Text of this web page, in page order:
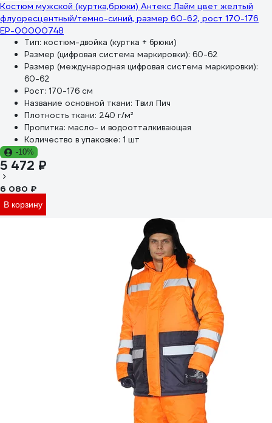
Костюм мужской (куртка,брюки) Антекс Лайм цвет желтый
флуоресцентный/темно-синий, размер 60-62, рост 170-176
ЕР-00000748
Тип: костюм-двойка (куртка + брюки)
Размер (цифровая система маркировки): 60-62
Размер (международная цифровая система маркировки):
60-62
Рост: 170-176 см
Название основной ткани: Твил Пич
Плотность ткани: 240 г/м²
Пропитка: масло- и водоотталкивающая
Количество в упаковке: 1 шт
-10%
5 472 ₽
6 080 ₽
В корзину